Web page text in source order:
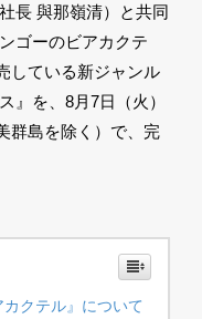
長 與那嶺清）と共同
ゴーのビアカクテ
している新ジャンル
』を、8月7日（火）
群島を除く）で、完
カクテル』について